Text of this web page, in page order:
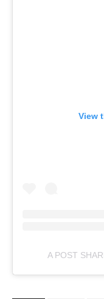
View
A POST